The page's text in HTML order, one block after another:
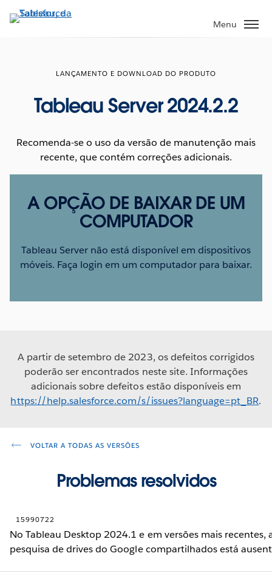
Pular
para
Menu
LANÇAMENTO E DOWNLOAD DO PRODUTO
Tableau Server 2024.2.2
Recomenda-se o uso da versão de manutenção mais
recente, que contém correções adicionais.
A OPÇÃO DE BAIXAR DE UM
COMPUTADOR
Tableau Server não está disponível em dispositivos
móveis. Faça login em um computador para baixar.
A partir de setembro de 2023, os defeitos corrigidos
poderão ser encontrados neste site. Informações
adicionais sobre defeitos estão disponíveis em
https://help.salesforce.com/s/issues?language=pt_BR.
VOLTAR A TODAS AS VERSÕES
Problemas resolvidos
15990722
No Tableau Desktop 2024.1 e em versões mais recentes,
pesquisa de drives do Google compartilhados está